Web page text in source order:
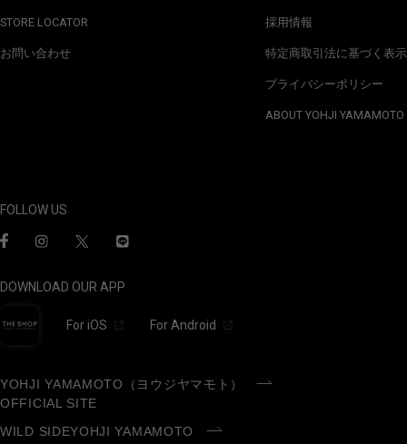
STORE LOCATOR
お問い合わせ
採用情報
特定商取引法に基づく表示
プライバシーポリシー
ABOUT YOHJI YAMAMOTO
FOLLOW US
DOWNLOAD OUR APP
For iOS For Android
YOHJI YAMAMOTO（ヨウジヤマモト）
OFFICIAL SITE
WILD SIDEYOHJI YAMAMOTO